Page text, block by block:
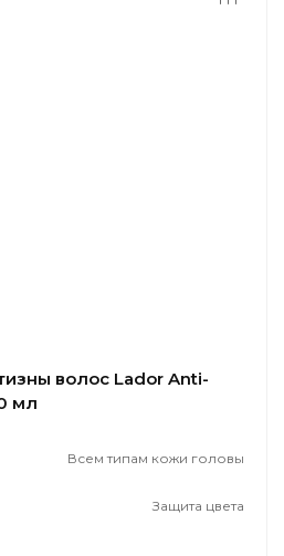
волос Lador Anti-
мл
Всем типам кожи головы
Защита цвета